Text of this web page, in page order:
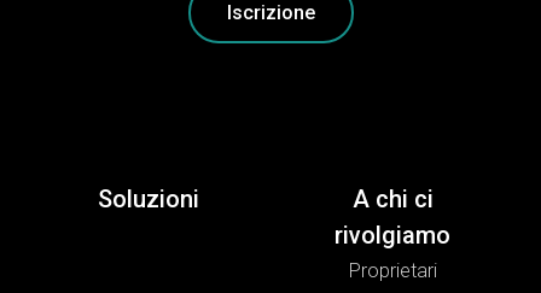
Iscrizione
Soluzioni
A chi ci
rivolgiamo
Proprietari